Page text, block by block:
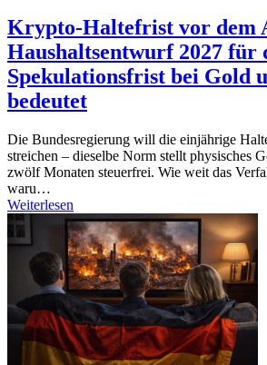
Krypto-Haltefrist vor dem
Haushaltsentwurf 2027 für
Spekulationsfrist bei Gold
bedeutet
Die Bundesregierung will die einjährige
streichen – dieselbe Norm stellt physisches
zwölf Monaten steuerfrei. Wie weit das
waru…
Weiterlesen